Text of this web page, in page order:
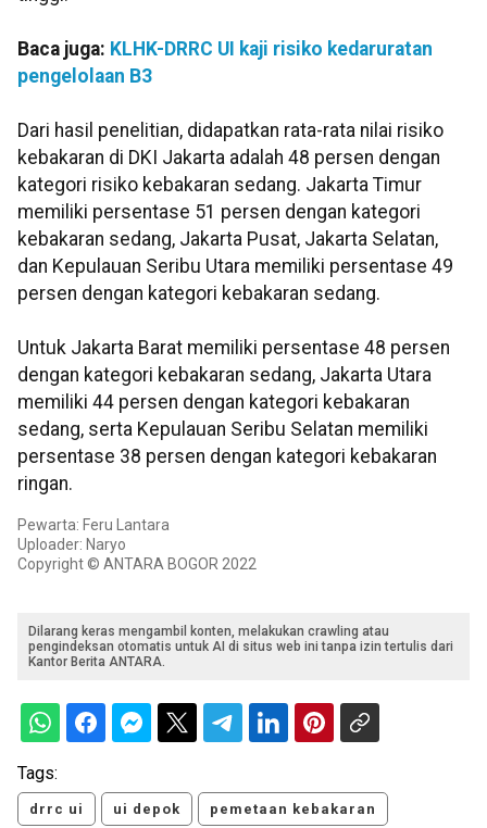
Baca juga: KLHK-DRRC UI kaji risiko kedaruratan
pengelolaan B3
Dari hasil penelitian, didapatkan rata-rata nilai risiko
kebakaran di DKI Jakarta adalah 48 persen dengan
kategori risiko kebakaran sedang. Jakarta Timur
memiliki persentase 51 persen dengan kategori
kebakaran sedang, Jakarta Pusat, Jakarta Selatan,
dan Kepulauan Seribu Utara memiliki persentase 49
persen dengan kategori kebakaran sedang.
Untuk Jakarta Barat memiliki persentase 48 persen
dengan kategori kebakaran sedang, Jakarta Utara
memiliki 44 persen dengan kategori kebakaran
sedang, serta Kepulauan Seribu Selatan memiliki
persentase 38 persen dengan kategori kebakaran
ringan.
Pewarta: Feru Lantara
Uploader: Naryo
Copyright © ANTARA BOGOR 2022
Dilarang keras mengambil konten, melakukan crawling atau
pengindeksan otomatis untuk AI di situs web ini tanpa izin tertulis dari
Kantor Berita ANTARA.
Tags:
drrc ui ui depok pemetaan kebakaran